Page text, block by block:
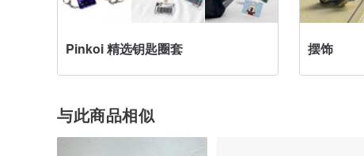
Pinkoi 精选钥匙圈套 摆饰
与此商品相似